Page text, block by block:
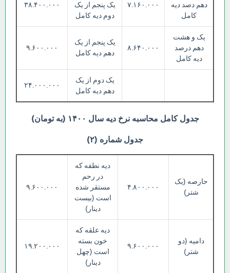
دهم دصد دیه
کامل
۷.۱۶۰.۰۰۰
یک پنجم از یک
دوم دیه کامل
۳۸.۴۰۰.۰۰۰
یک و هشت
دهم درصد
دیه کامل
۸.۶۴۰.۰۰۰
یک پنجم از یک
دهم دیه کامل
۹.۶۰۰.۰۰۰
یک دوم از یک
دهم دیه کامل
۲۴.۰۰۰.۰۰۰
جدول کامل محاسبه نرخ دیه سال ۱۴۰۰ (به تومان)
جدول شماره (۲)
حارصه (یک
شتر)
۴.۸۰۰.۰۰۰
دیه نطفه که
در رحم
مستقر شده
است (بیست
دینار)
۹.۶۰۰.۰۰۰
دامیه (دو
شتر)
۹.۶۰۰.۰۰۰
دیه علقه که
خون بسته
است (چهل
دینار)
۱۹.۲۰۰.۰۰۰